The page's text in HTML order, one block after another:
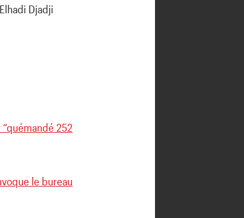
Djadji
252
le bureau